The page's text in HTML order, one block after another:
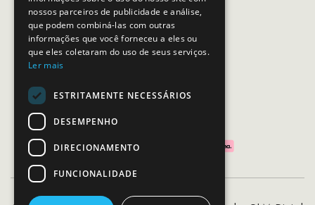
SEGUE-NOS
PAGAMENTOS SEGUROS
nossos parceiros de publicidade e análise,
que podem combiná-las com outras
informações que você forneceu a eles ou
que eles coletaram do uso de seus serviços.
Ler mais
ESTRITAMENTE NECESSÁRIOS
DESEMPENHO
DIRECIONAMENTO
FUNCIONALIDADE